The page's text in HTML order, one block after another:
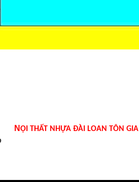
NỘI THẤT NHỰA ĐÀI LOAN TÔN GIA